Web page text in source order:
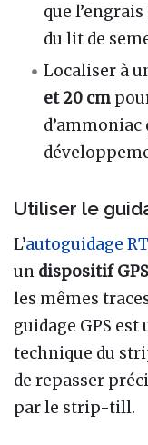
que
du lit de
Localiser à
et 20 cm
Utiliser le
L’autoguidage
un dispositif GPS
les mêmes
guidage GPS
technique du
de repasser
par le strip-till.